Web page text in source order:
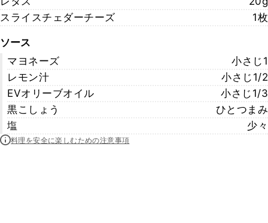
スライスチェダーチーズ
1枚
ソース
マヨネーズ
小さじ1
レモン汁
小さじ1/2
EVオリーブオイル
小さじ1/3
黒こしょう
ひとつまみ
塩
少々
料理を安全に楽しむための注意事項